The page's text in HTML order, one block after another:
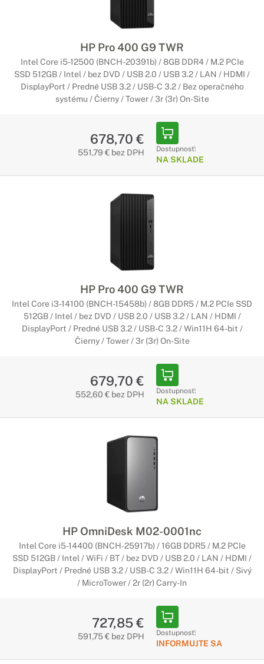
HP Pro 400 G9 TWR
Intel Core i5-12500 (BNCH-20391b) / 8GB DDR4 / M.2 PCIe
SSD 512GB / Intel / bez DVD / USB 2.0 / USB 3.2 / LAN / HDMI /
DisplayPort / Predné USB 3.2 / USB-C 3.2 / Bez operačného
systému / Čierny / Tower / 3r (3r) On-Site
678,70 €
551,79 € bez DPH Dostupnosť:
NA SKLADE
HP Pro 400 G9 TWR
Intel Core i3-14100 (BNCH-15458b) / 8GB DDR5 / M.2 PCIe SSD
512GB / Intel / bez DVD / USB 2.0 / USB 3.2 / LAN / HDMI /
DisplayPort / Predné USB 3.2 / USB-C 3.2 / Win11H 64-bit /
Čierny / Tower / 3r (3r) On-Site
679,70 €
552,60 € bez DPH Dostupnosť:
NA SKLADE
HP OmniDesk M02-0001nc
Intel Core i5-14400 (BNCH-25917b) / 16GB DDR5 / M.2 PCIe
SSD 512GB / Intel / WiFi / BT / bez DVD / USB 2.0 / LAN / HDMI /
DisplayPort / Predné USB 3.2 / USB-C 3.2 / Win11H 64-bit / Sivý
/ MicroTower / 2r (2r) Carry-In
727,85 €
591,75 € bez DPH Dostupnosť:
INFORMUJTE SA